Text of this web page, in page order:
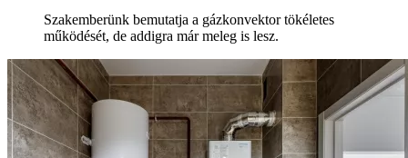
Szakemberünk bemutatja a gázkonvektor tökéletes
működését, de addigra már meleg is lesz.